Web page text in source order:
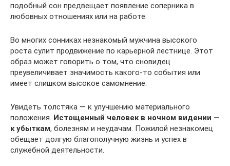
подобный сон предвещает появление соперника в
любовных отношениях или на работе.
Во многих сонниках незнакомый мужчина высокого
роста сулит продвижение по карьерной лестнице. Этот
образ может говорить о том, что сновидец
преувеличивает значимость какого-то события или
имеет слишком высокое самомнение.
Увидеть толстяка — к улучшению материального
положения. Истощенный человек в ночном видении —
к убыткам, болезням и неудачам. Пожилой незнакомец
обещает долгую благополучную жизнь и успех в
служебной деятельности.